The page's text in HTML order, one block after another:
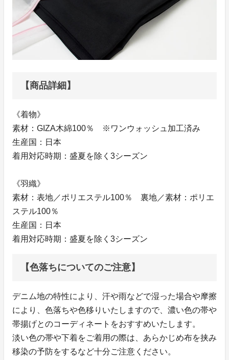
【商品詳細】
《着物》
素材：GIZA木綿100％ ※ワンウォッシュ加工済み
生産国：日本
着用対応時期：盛夏を除く3シーズン
《羽織》
素材：表地／ポリエステル100％ 裏地／素材：ポリエ
ステル100％
生産国：日本
着用対応時期：盛夏を除く3シーズン
【色落ちについてのご注意】
デニム地の特性により、汗や雨などで湿った場合や摩擦
により、色落ちや色移りいたしますので、濃い色の帯や
帯揚げとのコーディネートをおすすめいたします。
淡い色の帯や下着をご着用の際は、あらかじめ布を挟み
移染の予防をするなど十分ご注意ください。